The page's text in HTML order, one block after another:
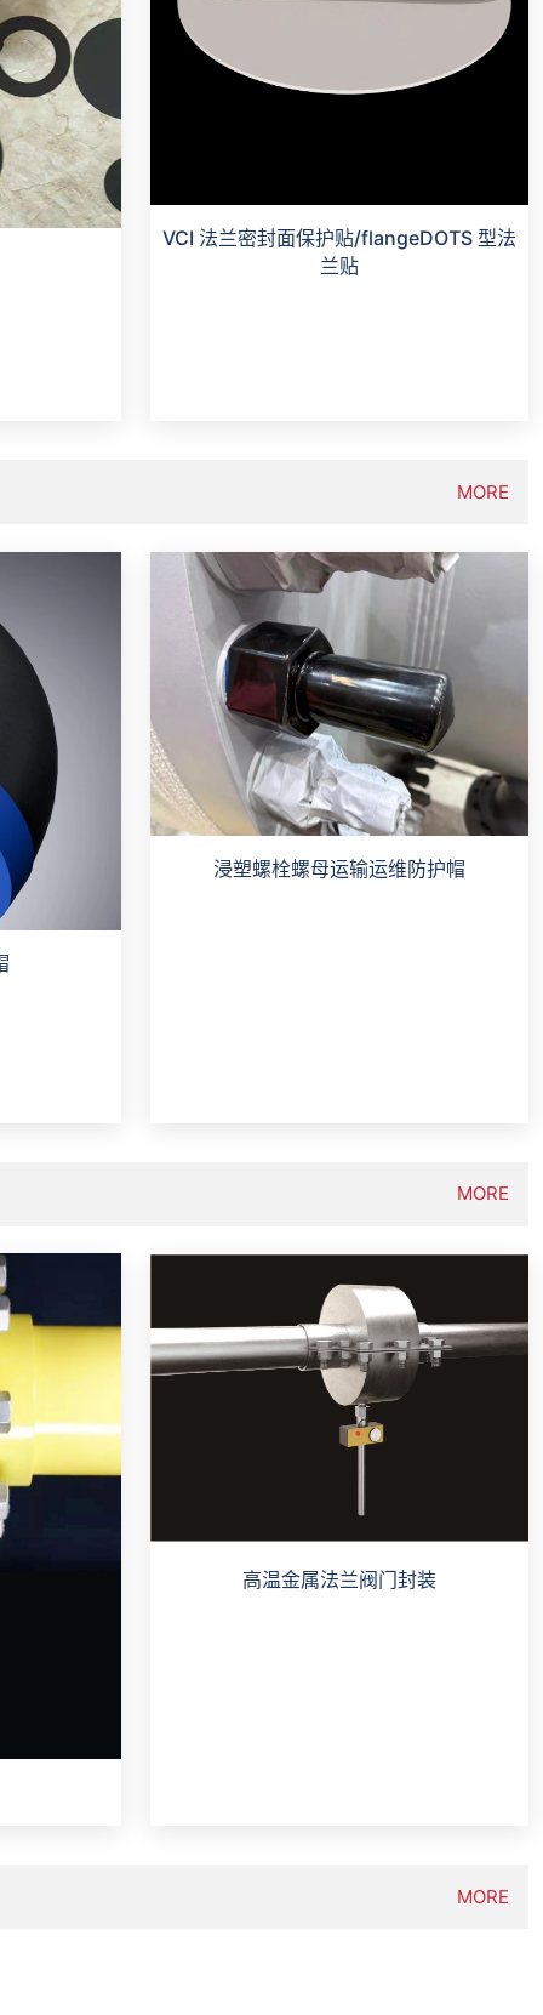
VCI 法兰密封面保护贴/flangeDOTS 型法
兰贴
MORE
浸塑螺栓螺母运输运维防护帽
MORE
高温金属法兰阀门封装
MORE